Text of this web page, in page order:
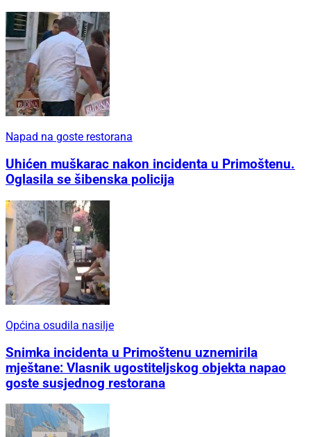
Napad na goste restorana
Uhićen muškarac nakon incidenta u Primoštenu.
Oglasila se šibenska policija
Općina osudila nasilje
Snimka incidenta u Primoštenu uznemirila
mještane: Vlasnik ugostiteljskog objekta napao
goste susjednog restorana